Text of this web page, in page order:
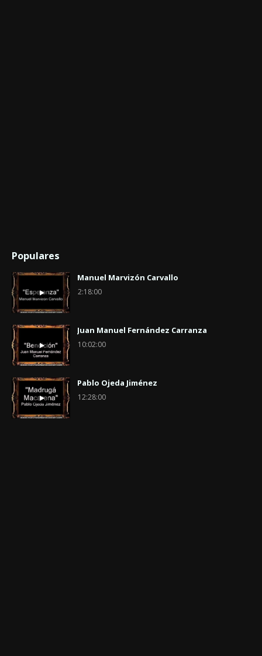
Populares
Manuel Marvizón Carvallo
2:18:00
Juan Manuel Fernández Carranza
10:02:00
Pablo Ojeda Jiménez
12:28:00